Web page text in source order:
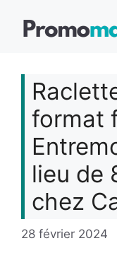
format
lieu de
chez
28 février 2024